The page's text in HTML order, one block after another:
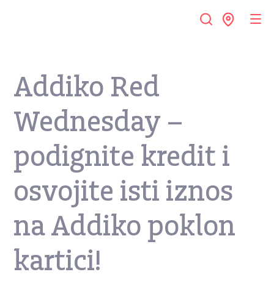
Addiko Red
Wednesday –
podignite kredit i
osvojite isti iznos
na Addiko poklon
kartici!